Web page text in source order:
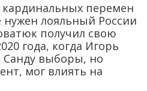
перемен
лояльный России
получил свою
года, когда Игорь
Санду выборы, но
мог влиять на